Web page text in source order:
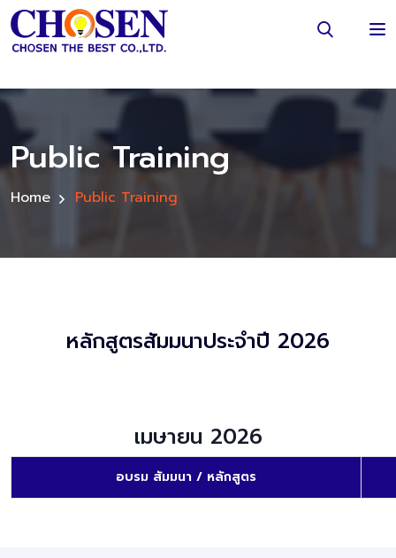
Public Training
Home Public Training
หลักสูตรสัมมนาประจำปี 2026
เมษายน 2026
อบรม สัมมนา / หลักสูตร